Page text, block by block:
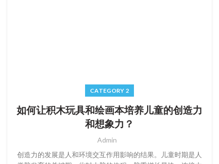
CATEGORY 2
如何让积木玩具和绘画本培养儿童的创造力
和想象力？
Admin
创造力的发展是人和环境交互作用影响的结果。儿童时期是人